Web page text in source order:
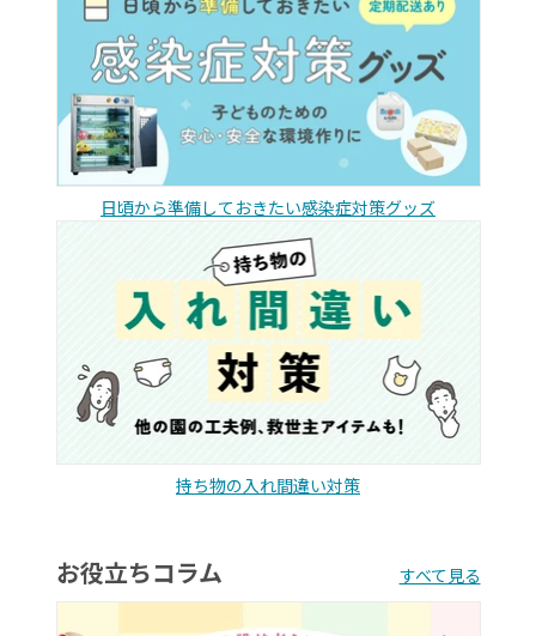
日頃から準備しておきたい感染症対策グッズ
持ち物の入れ間違い対策
お役立ちコラム すべて見る